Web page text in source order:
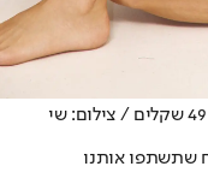
ZOHARA. מחיר חזיה: 115 שקלים. תחתונים: 49 שקלים / צילום: שי
שתשתפו אותנו